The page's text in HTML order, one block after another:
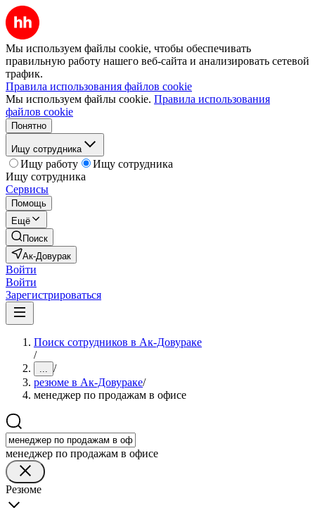
Мы используем файлы cookie, чтобы обеспечивать
правильную работу нашего веб-сайта и анализировать сетевой
трафик.
Правила использования файлов cookie
Мы используем файлы cookie. Правила использования
файлов cookie
Понятно
Ищу сотрудника
Ищу работу
Ищу сотрудника
Ищу сотрудника
Сервисы
Помощь
Ещё
Поиск
Ак-Довурак
Войти
Войти
Зарегистрироваться
Поиск сотрудников в Ак-Довураке
/
... /
резюме в Ак-Довураке/
менеджер по продажам в офисе
менеджер по продажам в офисе
Резюме